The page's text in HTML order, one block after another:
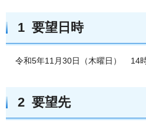
1 要望日時
令和5年11月30日（木曜日） 14
2 要望先